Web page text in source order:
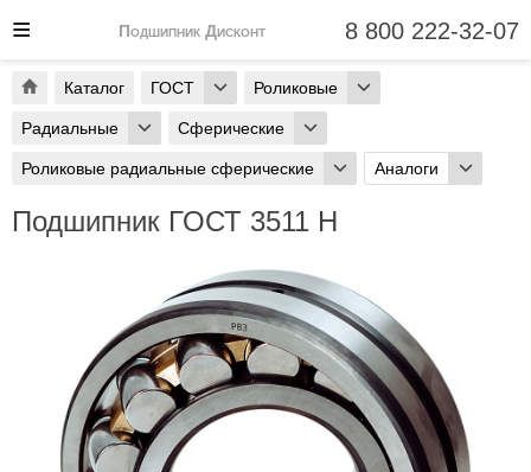
Каталог ГОСТ Роликовые
Радиальные Сферические
Роликовые радиальные сферические Аналоги
Подшипник ГОСТ 3511 Н
Подшипник Дисконт 8 800 222-32-07